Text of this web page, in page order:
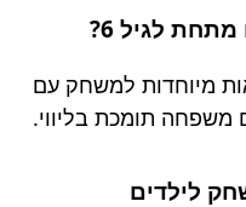
לגיל 6?
מיוחדות למשחק עם
משפחה תומכת בליווי.
לילדים